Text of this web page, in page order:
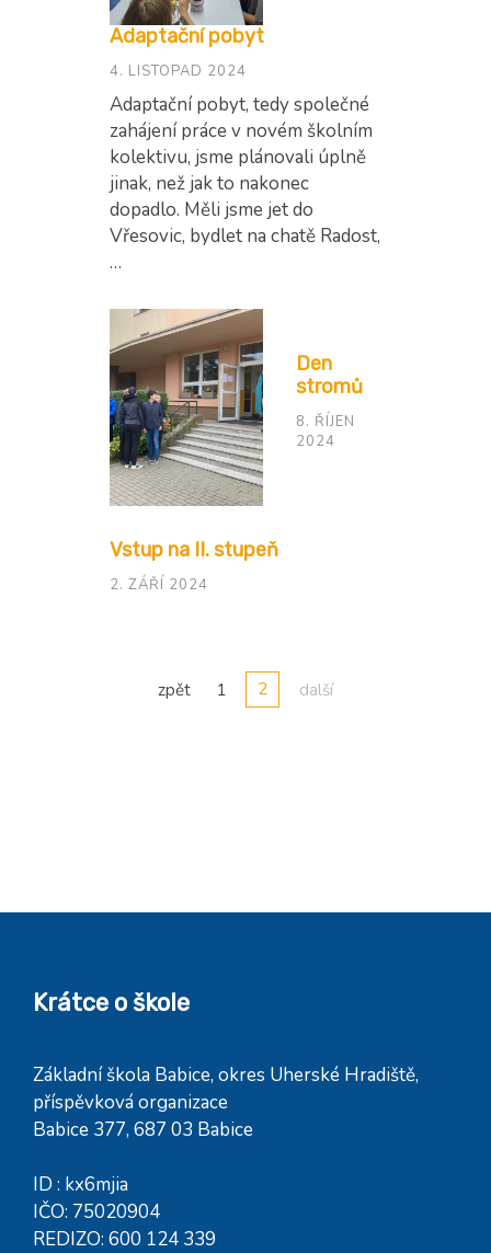
Adaptační pobyt
4. LISTOPAD 2024
Adaptační pobyt, tedy společné
zahájení práce v novém školním
kolektivu, jsme plánovali úplně
jinak, než jak to nakonec
dopadlo. Měli jsme jet do
Vřesovic, bydlet na chatě Radost,
…
Den
stromů
8. ŘÍJEN
2024
Vstup na II. stupeň
2. ZÁŘÍ 2024
zpět 1 2 další
Krátce o škole
Základní škola Babice, okres Uherské Hradiště,
příspěvková organizace
Babice 377, 687 03 Babice
ID : kx6mjia
IČO: 75020904
REDIZO: 600 124 339